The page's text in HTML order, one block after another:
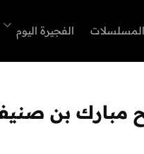
المسلسلات الفجيرة اليوم
مبارك بن